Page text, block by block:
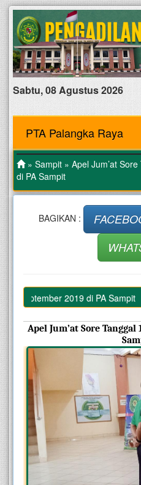
Sabtu, 08 Agustus 2026
PTA Palangka Raya
» Sampit » Apel Jum’at
di PA Sampit
BAGIKAN :
2019 di PA Sampit
Apel Jum’at Sore Tanggal